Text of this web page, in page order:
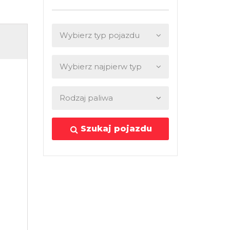
Szukaj pojazdu